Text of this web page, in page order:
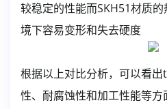
较稳定的性能而SKH51材质
境下容易变形和失去硬度
根据以上对比分析，可以看
性、耐腐蚀性和加工性能等